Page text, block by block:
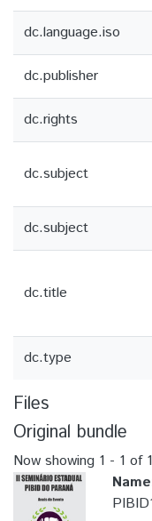
dc.language.iso
dc.publisher
dc.rights
dc.subject
dc.subject
dc.title
dc.type
Files
Original bundle
Now showing 1 - 1 of 1